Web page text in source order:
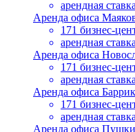
арендная ставка
Аренда офиса
171 бизнес-
арендная ставка
Аренда офиса
171 бизнес-
арендная ставка
Аренда офиса
171 бизнес-
арендная ставка
Аренда офиса